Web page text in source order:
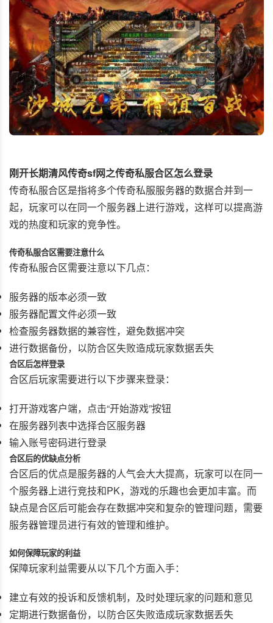
刚开长期清风传奇sf网之传奇私服合区怎么登录
传奇私服合区是指将多个传奇私服服务器的数据合并到一
起，玩家可以在同一个服务器上进行游戏，这样可以提高游
戏的热度和玩家的竞争性。
传奇私服合区需要注意什么
传奇私服合区需要注意以下几点：
服务器的版本必须一致
服务器配置文件必须一致
检查服务器数据的兼容性，避免数据冲突
进行数据备份，以防合区失败造成玩家数据丢失
合区后怎样登录
合区后玩家需要进行以下步骤来登录：
打开游戏客户端，点击“开始游戏”按钮
在服务器列表中选择合区服务器
输入账号密码进行登录
合区后的优缺点分析
合区后的优点是服务器的人气会大大提高，玩家可以在同一
个服务器上进行竞技和PK，游戏的乐趣也会更加丰富。而
缺点是合区后可能会存在数据冲突和复杂的管理问题，需要
服务器管理员进行有效的管理和维护。
如何保障玩家的利益
保障玩家利益需要从以下几个方面入手：
建立有效的投诉和反馈机制，及时处理玩家的问题和意见
定期进行数据备份，以防合区失败造成玩家数据丢失